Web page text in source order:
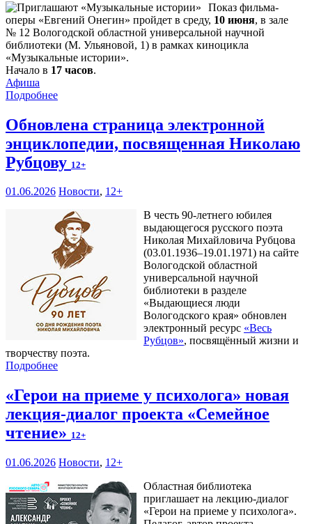
Показ фильма-
оперы «Евгений Онегин» пройдет в среду, 10 июня, в зале
№ 12 Вологодской областной универсальной научной
библиотеки (М. Ульяновой, 1) в рамках киноцикла
«Музыкальные истории».
Начало в 17 часов.
Афиша
Подробнее
Обновлена страница электронной
энциклопедии, посвященная Николаю
Рубцову 12+
01.06.2026 Новости, 12+
В честь 90-летнего юбилея
выдающегося русского поэта
Николая Михайловича Рубцова
(03.01.1936–19.01.1971) на сайте
Вологодской областной
универсальной научной
библиотеки в разделе
«Выдающиеся люди
Вологодского края» обновлен
электронный ресурс «Весь
Рубцов», посвящённый жизни и
творчеству поэта.
Подробнее
«Герои на приеме у психолога» новая
лекция-диалог проекта «Семейное
чтение» 12+
01.06.2026 Новости, 12+
Областная библиотека
приглашает на лекцию-диалог
«Герои на приеме у психолога».